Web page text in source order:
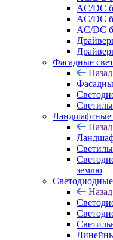
AC/DC
AC/DC
AC/DC
Фасадные
Назад
Ландшафтные
Назад
землю
Назад